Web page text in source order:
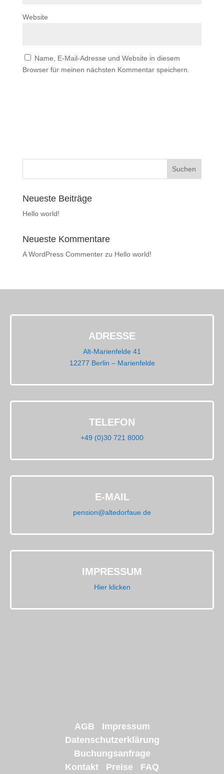
Website
Name, E-Mail-Adresse und Website in diesem
Browser für meinen nächsten Kommentar speichern.
Neueste Beiträge
Hello world!
Neueste Kommentare
A WordPress Commenterzu Hello world!
ADRESSE
Alt-Marienfelde 41
12277 Berlin – Marienfelde
TELEFON
+49 (0)30 721 8000
E-MAIL
pension@altedorfaue.de
IMPRESSUM
Hier klicken
AGB Impressum
Datenschutzerklärung
Buchungsanfrage
Kontakt Preise FAQ